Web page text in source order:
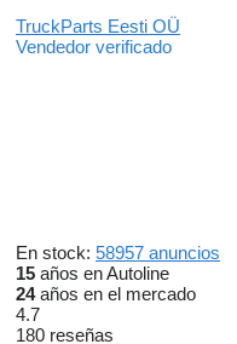
TruckParts Eesti OÜ
Vendedor verificado
En stock: 58957 anuncios
15 años en Autoline
24años en el mercado
4.7
180 reseñas